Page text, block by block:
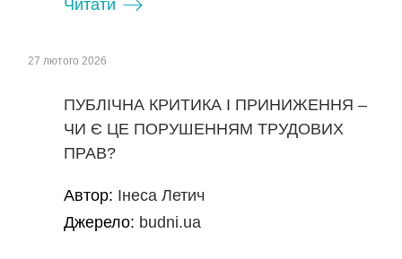
Читати
27 лютого 2026
ПУБЛІЧНА КРИТИКА І ПРИНИЖЕННЯ –
ЧИ Є ЦЕ ПОРУШЕННЯМ ТРУДОВИХ
ПРАВ?
Автор: Інеса Летич
Джерело: budni.ua